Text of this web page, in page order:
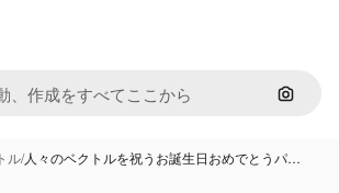
画像で
ル/人々のベクトルを祝うお誕生日おめでとうパ…